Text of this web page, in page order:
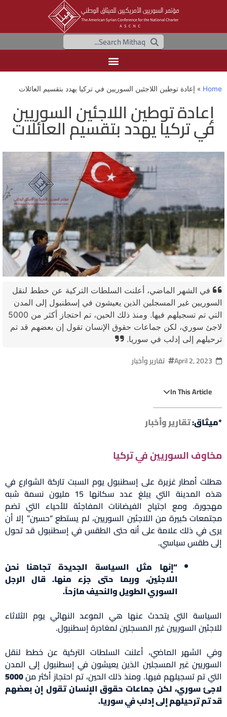
Home
» إعادة توطين اللاجئين السوريين في تركيا يهدد بتقسيم العائلات
إعادة توطين اللاجئين السوريين
في تركيا يهدد بتقسيم العائلات
في الشهر الماضي، أعلنت السلطات التركية عن خطط لنقل
السوريين غير المسجلين الذين يعيشون في إسطنبول إلى المدن
التي تم تسجيلهم فيها. ومنذ ذلك الحين، تم احتجاز أكثر من 5000
لاجئ سوري، لكن جماعات حقوق الإنسان تقول إن بعضهم قد تم
ترحيلهم إلى إدلب في سوريا.
April 2, 2023 تقارير وأخبار
In This Article
*ميثاق:تقارير وأخبار
مخاوف السوريين في تركيا
هطلت أمطار غزيرة على إسطنبول يوم السبت تاركة الشوارع في
هذه المدينة التي يبلغ عدد سكانها 15 مليون نسمة شبه
مهجورة. ومع اجتياح الفيضانات المفاجئة للأحياء التي تضم
مجتمعات كبيرة من اللاجئين السوريين، لم يستطع “حسين” إلا أن
يرى في ذلك علامة على أنه حتى الطقس في إسطنبول قد تحول
إلى طقس سياسي.
“إنها مثل السياسة الجديدة تجاهنا نحن
اللاجئين، وربما حتى جزء منها. قال الرجل
السوري الطويل والنحيف مازحاً.
السياسة التي يتحدث عنها هي الموعد النهائي يوم الثلاثاء
للاجئين السوريين غير المسجلين لمغادرة إسطنبول.
وفي الشهر الماضي، أعلنت السلطات التركية عن خطط لنقل
السوريين غير المسجلين الذين يعيشون في إسطنبول إلى المدن
التي تم تسجيلهم فيها. ومنذ ذلك الحين، تم احتجاز أكثر من5000
لاجئ سوري، لكن جماعات حقوق الإنسان تقول إن بعضهم
قد تم ترحيلهم إلى إدلب في سوريا.